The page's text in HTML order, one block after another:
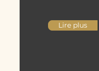
Lire plus